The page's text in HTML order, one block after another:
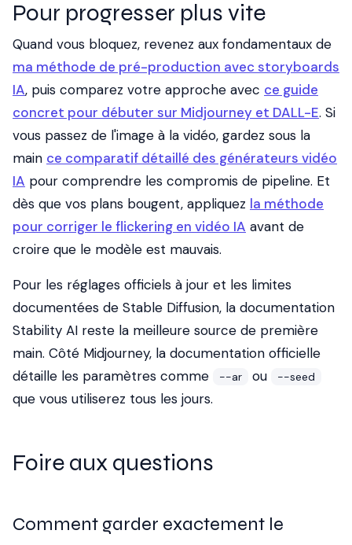
Pour progresser plus vite
Quand vous bloquez, revenez aux fondamentaux de
ma méthode de pré-production avec storyboards
IA, puis comparez votre approche avec ce guide
concret pour débuter sur Midjourney et DALL-E. Si
vous passez de l'image à la vidéo, gardez sous la
main ce comparatif détaillé des générateurs vidéo
IA pour comprendre les compromis de pipeline. Et
dès que vos plans bougent, appliquez la méthode
pour corriger le flickering en vidéo IA avant de
croire que le modèle est mauvais.
Pour les réglages officiels à jour et les limites
documentées de Stable Diffusion, la documentation
Stability AI reste la meilleure source de première
main. Côté Midjourney, la documentation officielle
détaille les paramètres comme
--ar ou --seed
que vous utiliserez tous les jours.
Foire aux questions
Comment garder exactement le